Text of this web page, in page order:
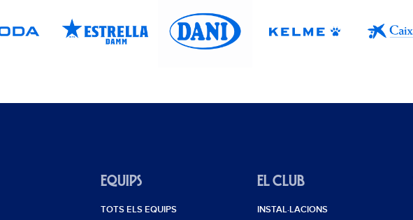
EQUIPS
TOTS ELS EQUIPS
EL CLUB
INSTAL·LACIONS